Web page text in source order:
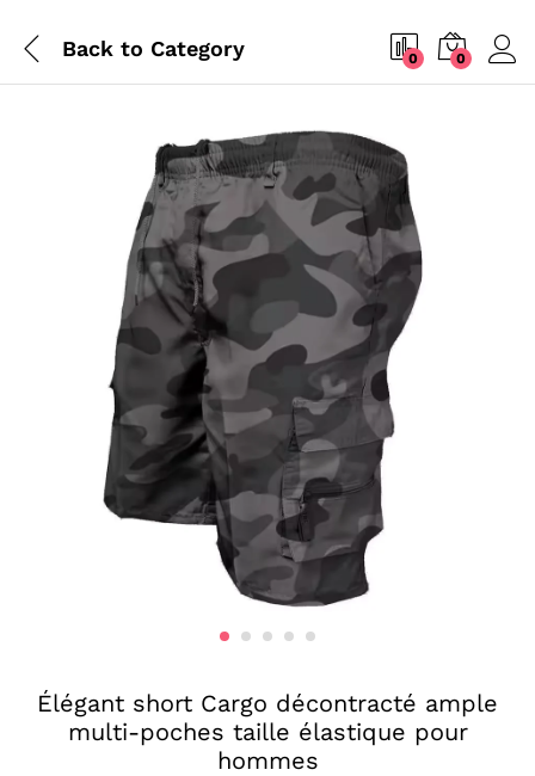
Back to Category 0 0
Élégant short Cargo décontracté ample
multi-poches taille élastique pour
hommes